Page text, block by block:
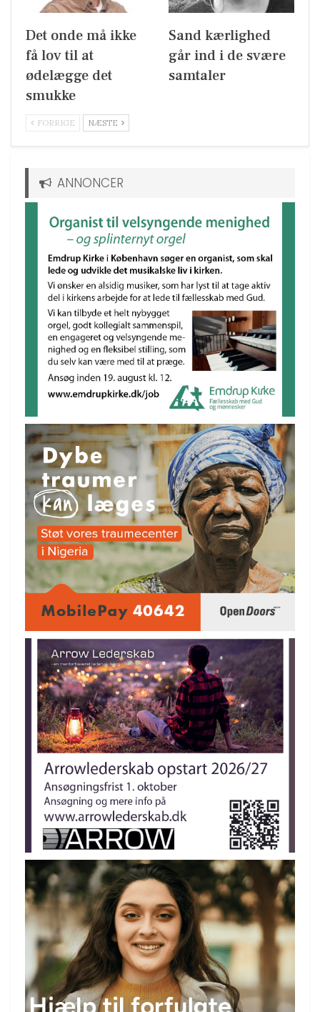
Det onde må ikke
få lov til at
ødelægge det
smukke
Sand kærlighed
går ind i de svære
samtaler
FORRIGE NÆSTE
ANNONCER